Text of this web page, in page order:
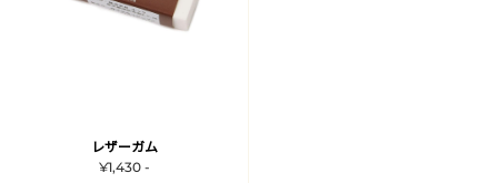
レザーガム
¥1,430 -